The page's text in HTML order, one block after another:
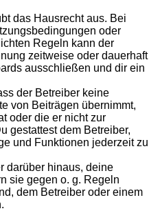
das Hausrecht aus. Bei
oder
Regeln kann der
zeitweise oder dauerhaft
ausschließen und dir ein
der Betreiber keine
von Beiträgen übernimmt,
oder die er nicht zur
gestattest dem Betreiber,
und Funktionen jederzeit zu
darüber hinaus, deine
sie gegen o. g. Regeln
dem Betreiber oder einem